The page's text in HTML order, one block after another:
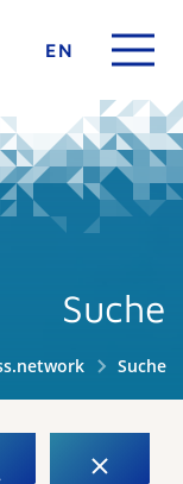
EN
Suche
Suche